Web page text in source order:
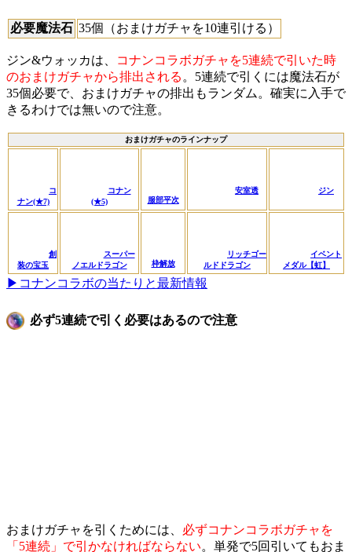
必要魔法石 35個（おまけガチャを10連引ける）
ジン&ウォッカは、
コナンコラボガチャを5連続で引いた時
のおまけガチャから排出される 。5連続で引くには魔法石が
35個必要で、おまけガチャの排出もランダム。確実に入手で
きるわけでは無いので注意。
おまけガチャのラインナップ
コ
ナン(★7)
コナン
(★5)
服部平次
安室透 ジン
創
装の宝玉
スーパー
ノエルドラゴン
枠解放
リッチゴー
ルドドラゴン
イベント
メダル【虹】
▶コナンコラボの当たりと最新情報
必ず5連続で引く必要はあるので注意
おまけガチャを引くためには、 必ずコナンコラボガチャを
「5連続」で引かなければならない。単発で5回引いてもおま